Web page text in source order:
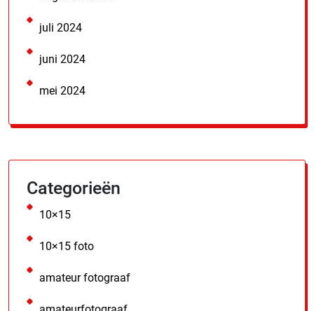
juli 2024
juni 2024
mei 2024
Categorieën
10×15
10×15 foto
amateur fotograaf